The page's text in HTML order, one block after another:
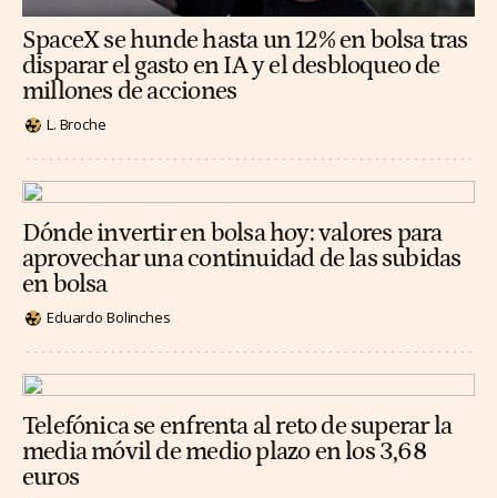
SpaceX se hunde hasta un 12% en bolsa tras
disparar el gasto en IA y el desbloqueo de
millones de acciones
L. Broche
Dónde invertir en bolsa hoy: valores para
aprovechar una continuidad de las subidas
en bolsa
Eduardo Bolinches
Telefónica se enfrenta al reto de superar la
media móvil de medio plazo en los 3,68
euros